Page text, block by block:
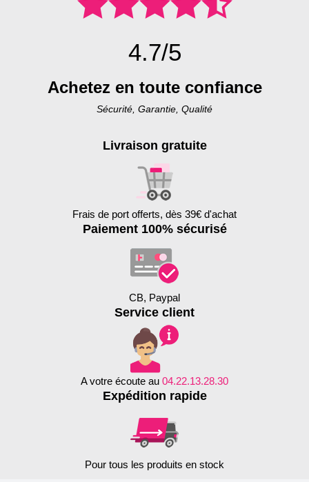
4.7/5
Achetez en toute confiance
Sécurité, Garantie, Qualité
Livraison gratuite
Frais de port offerts, dès 39€ d'achat
Paiement 100% sécurisé
CB, Paypal
Service client
A votre écoute au 04.22.13.28.30
Expédition rapide
Pour tous les produits en stock